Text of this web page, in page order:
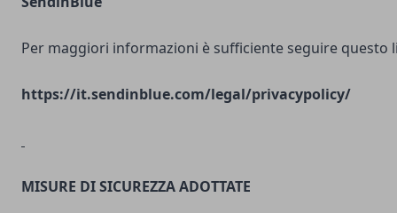
Per maggiori informazioni è sufficiente seguire questo
https://it.sendinblue.com/legal/privacypolicy/
MISURE DI SICUREZZA ADOTTATE